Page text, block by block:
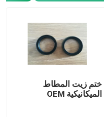
ختم زيت المطاط
الميكانيكية OEM